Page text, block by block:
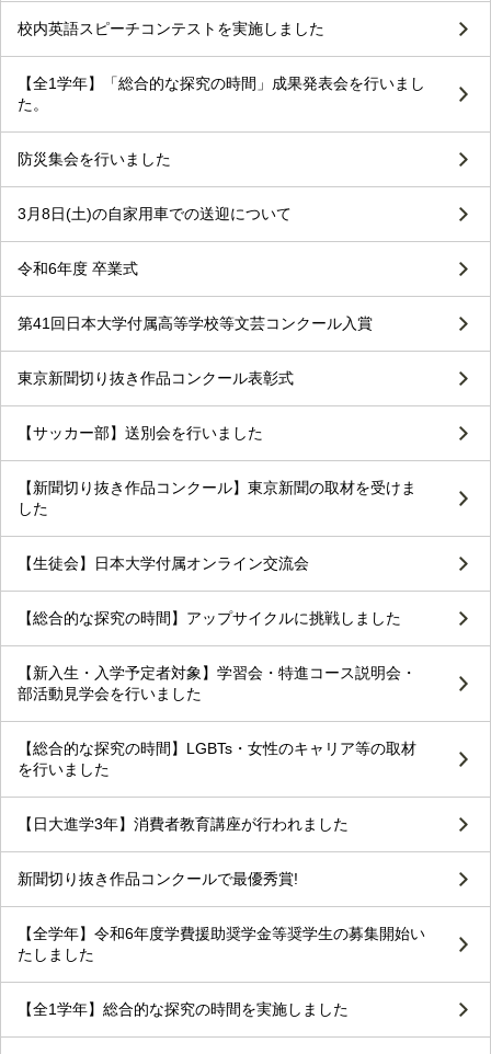
校内英語スピーチコンテストを実施しました
【全1学年】「総合的な探究の時間」成果発表会を行いまし
た。
防災集会を行いました
3月8日(土)の自家用車での送迎について
令和6年度 卒業式
第41回日本大学付属高等学校等文芸コンクール入賞
東京新聞切り抜き作品コンクール表彰式
【サッカー部】送別会を行いました
【新聞切り抜き作品コンクール】東京新聞の取材を受けま
した
【生徒会】日本大学付属オンライン交流会
【総合的な探究の時間】アップサイクルに挑戦しました
【新入生・入学予定者対象】学習会・特進コース説明会・
部活動見学会を行いました
【総合的な探究の時間】LGBTs・女性のキャリア等の取材
を行いました
【日大進学3年】消費者教育講座が行われました
新聞切り抜き作品コンクールで最優秀賞!
【全学年】令和6年度学費援助奨学金等奨学生の募集開始い
たしました
【全1学年】総合的な探究の時間を実施しました